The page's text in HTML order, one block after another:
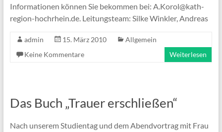
Informationen können Sie bekommen bei: A.Korol@kath-
region-hochrhein.de. Leitungsteam: Silke Winkler, Andreas
admin 15. März 2010
Allgemein
Keine Kommentare
Weiterlesen
Das Buch „Trauer erschließen“
Nach unserem Studientag und dem Abendvortrag mit Frau